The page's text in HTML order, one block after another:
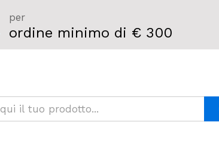
per
ordine minimo di € 300